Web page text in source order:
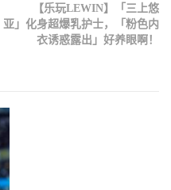
【乐玩LEWIN】「三上悠
亚」化身超爆乳护士，「粉色内
衣诱惑露出」好养眼啊！